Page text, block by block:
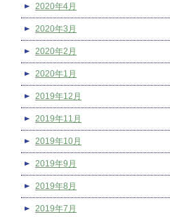
2020年4月
2020年3月
2020年2月
2020年1月
2019年12月
2019年11月
2019年10月
2019年9月
2019年8月
2019年7月